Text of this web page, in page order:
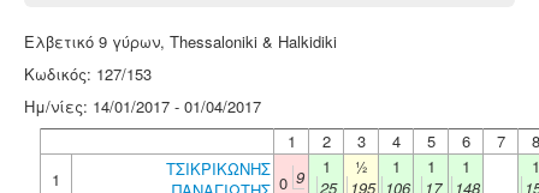
Ελβετικό 9 γύρων, Thessaloniki & Halkidiki
Κωδικός: 127/153
Ημ/νίες: 14/01/2017 - 01/04/2017
1
2 3 4 5 6 7
8
1
ΤΣΙΚΡΙΚΩΝΗΣ
0 9
1
25
½
195
1
106
1
17
1
148
1